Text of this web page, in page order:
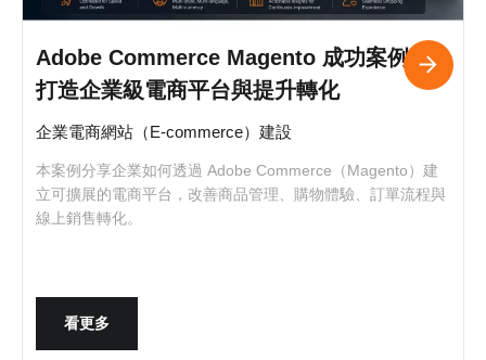
Adobe Commerce Magento 成功案例｜
打造企業級電商平台與提升轉化
企業電商網站（E-commerce）建設
本案例分享企業如何透過 Adobe Commerce（Magento）建
立可擴展的電商平台，改善商品管理、購物體驗、訂單流程與
線上銷售轉化。
看更多